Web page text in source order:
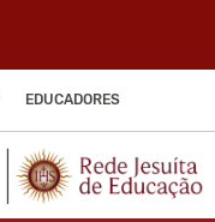
EDUCADORES